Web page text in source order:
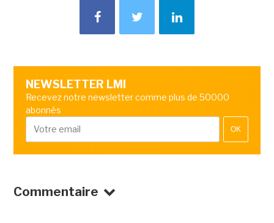
NEWSLETTER LMI
Recevez notre newsletter comme plus de 50000
abonnés
OK
Commentaire